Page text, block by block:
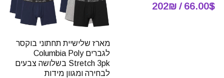
66.00$ / 202₪
מארז שלישיית תחתוני בוקסר
לגברים Columbia Poly
Stretch 3pk בשלושה צבעים
לבחירה ומגוון מידות